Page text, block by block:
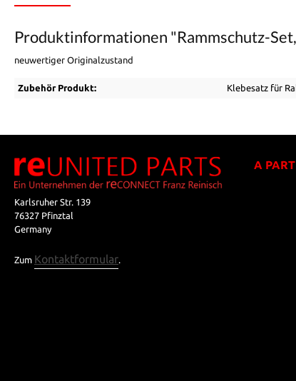
Produktinformationen "Rammschutz-
neuwertiger Originalzustand
Zubehör Produkt: Klebesatz für
Karlsruher Str. 139
76327 Pfinztal
Germany
Zum Kontaktformular.
A PART